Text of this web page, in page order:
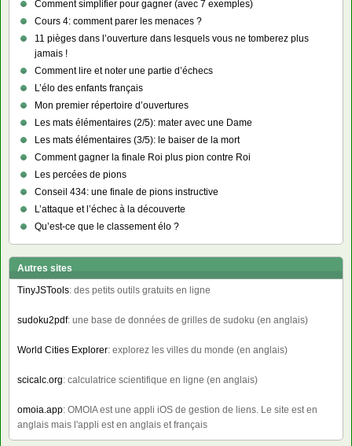
Comment simplifier pour gagner (avec 7 exemples)
Cours 4: comment parer les menaces ?
11 pièges dans l’ouverture dans lesquels vous ne tomberez plus
jamais !
Comment lire et noter une partie d’échecs
L’élo des enfants français
Mon premier répertoire d’ouvertures
Les mats élémentaires (2/5): mater avec une Dame
Les mats élémentaires (3/5): le baiser de la mort
Comment gagner la finale Roi plus pion contre Roi
Les percées de pions
Conseil 434: une finale de pions instructive
L’attaque et l’échec à la découverte
Qu’est-ce que le classement élo ?
Autres sites
TinyJSTools: des petits outils gratuits en ligne
sudoku2pdf: une base de données de grilles de sudoku (en anglais)
World Cities Explorer: explorez les villes du monde (en anglais)
scicalc.org: calculatrice scientifique en ligne (en anglais)
omoia.app: OMOIA est une appli iOS de gestion de liens. Le site est en
anglais mais l'appli est en anglais et français